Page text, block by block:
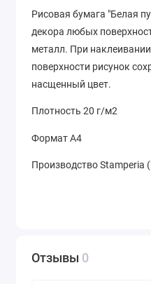
Рисовая бумага "Белая
декора любых
металл. При
поверхности рисунок
насщенный цвет.
Плотность 20 г/м2
Формат А4
Производство Stamperia
Отзывы 0